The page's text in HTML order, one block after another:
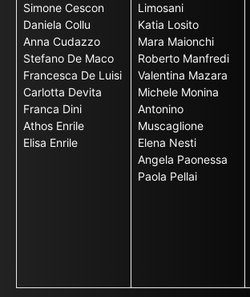
Simone Cescon
Daniela Collu
Anna Cudazzo
Stefano De Maco
Francesca De Luisi
Carlotta Devita
Franca Dini
Athos Enrile
Elisa Enrile
Limosani
Katia Losito
Mara Maionchi
Roberto Manfredi
Valentina Mazara
Michele Monina
Antonino
Muscaglione
Elena Nesti
Angela Paonessa
Paola Pellai